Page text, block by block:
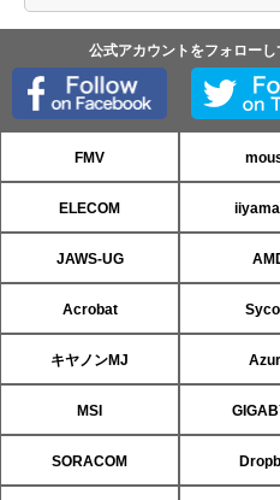
公式アカウントをフォロー
FMV
ELECOM
JAWS-UG
Acrobat
キヤノンMJ
MSI
SORACOM